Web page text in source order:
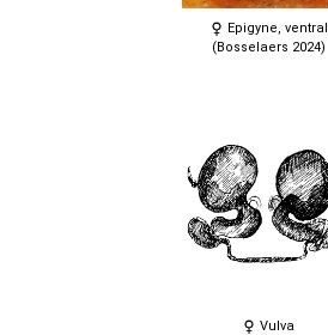
Epigyne, ventral
(Bosselaers 2024)
Vulva